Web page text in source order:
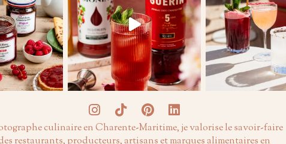
culinaire en Charente-Maritime, je valorise le savoir-faire
restaurants, producteurs, artisans et marques alimentaires en